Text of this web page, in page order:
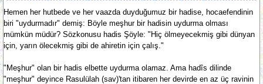
Hemen her hutbede ve her vaazda duyduğumuz bir hadise, hocaefendinin
biri "uydurmadır" demiş: Böyle meşhur bir hadisin uydurma olması
mümkün müdür? Sözkonusu hadis Şöyle: "Hiç ölmeyecekmiş gibi dünyan
için, yarın ölecekmiş gibi de ahiretin için çalış."
"Meşhur" olan bir hadis elbette uydurma olamaz. Ama hadîs dilinde
"meşhur" deyince Rasulülah (sav)'tan itibaren her devirde en az üç ravinin